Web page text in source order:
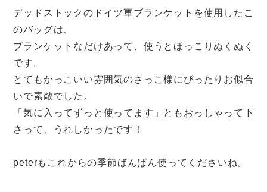
デッドストックのドイツ軍ブランケットを使用したこ
のバッグは、
ブランケットなだけあって、使うとほっこりぬくぬく
です。
とてもかっこいい雰囲気のさっこ様にぴったりお似合
いで素敵でした。
「気に入ってずっと使ってます」ともおっしゃって下
さって、うれしかったです！
peterもこれからの季節ばんばん使ってくださいね。